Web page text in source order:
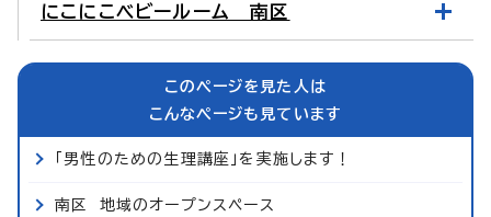
にこにこベビールーム 南区
このページを見た人は
こんなページも見ています
「男性のための生理講座」を実施します！
南区 地域のオープンスペース